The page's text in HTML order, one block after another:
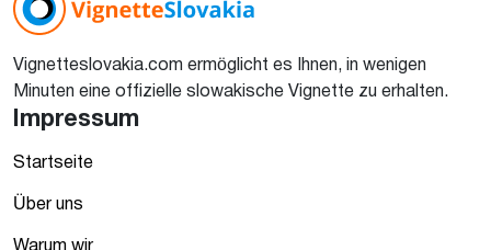
Vignetteslovakia.com ermöglicht es Ihnen, in wenigen
Minuten eine offizielle slowakische Vignette zu erhalten.
Impressum
Startseite
Über uns
Warum wir